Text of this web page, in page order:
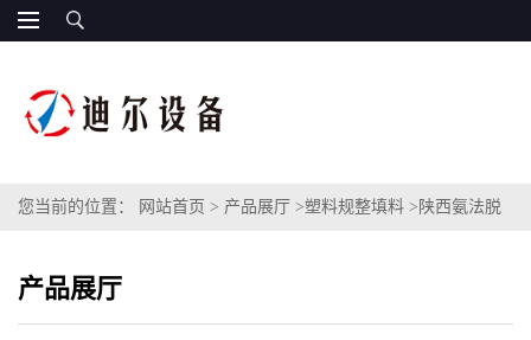
您当前的位置： 网站首页 > 产品展厅 >塑料规整填料 > 陕西氨法脱
产品展厅